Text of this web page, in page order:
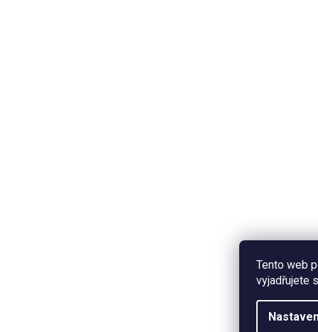
Tento web
vyjadřujete